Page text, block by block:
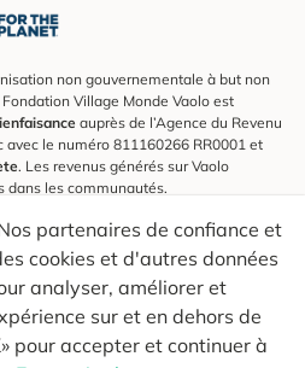
partenaires de confiance et
cookies et d'autres données
analyser, améliorer et
sur et en dehors de
pour accepter et continuer à
non gouvernementale à but non
Village Monde Vaolo est
auprès de l’Agence du Revenu
avec le numéro 811160266 RR0001 et
. Les revenus générés sur Vaolo
dans les communautés.
nos explorateurs et recevoir des
Envoyer